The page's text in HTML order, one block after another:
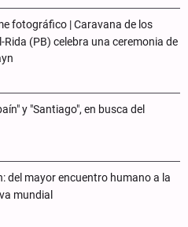
fotográfico | Caravana de los
(PB) celebra una ceremonia de
y "Santiago", en busca del
del mayor encuentro humano a la
mundial